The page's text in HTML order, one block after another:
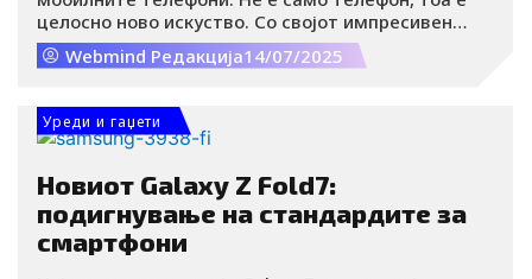
целосно ново искуство. Со својот импресивен
преклопен дизајн, Galaxy Z Fold7 комбинира врвен
стил, продуктивност и безбедност, што го прави
најдоброто од технологијата и модата.
Webmind Редакција14/07/2025
Уреди и гаџети
Новиот Galaxy Z Fold7:
подигнување на стандардите за
смартфони